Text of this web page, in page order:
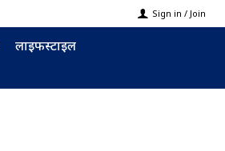
Sign in / Join
लाइफस्टाइल